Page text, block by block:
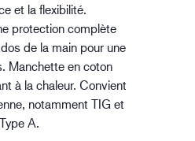
et la flexibilité.
protection complète
de la main pour une
Manchette en coton
à la chaleur. Convient
notamment TIG et
A.